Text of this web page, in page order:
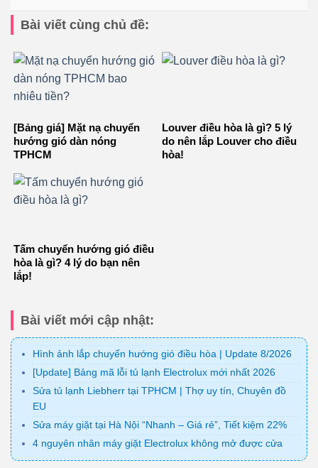
Bài viết cùng chủ đề:
[Bảng giá] Mặt nạ chuyển
hướng gió dàn nóng
TPHCM
Louver điều hòa là gì? 5 lý
do nên lắp Louver cho điều
hòa!
Tấm chuyển hướng gió điều
hòa là gì? 4 lý do bạn nên
lắp!
Bài viết mới cập nhật:
Hình ảnh lắp chuyển hướng gió điều hòa | Update 8/2026
[Update] Bảng mã lỗi tủ lạnh Electrolux mới nhất 2026
Sửa tủ lạnh Liebherr tại TPHCM | Thợ uy tín, Chuyên đồ
EU
Sửa máy giặt tại Hà Nội “Nhanh – Giá rẻ”, Tiết kiệm 22%
4 nguyên nhân máy giặt Electrolux không mở được cửa